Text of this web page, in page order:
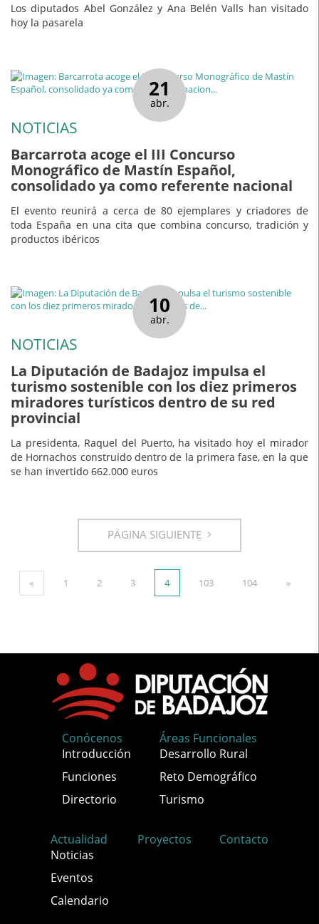
Los diputados Abel González y Ana Belén Valls han visitado
hoy la pasarela
21
abr.
NOTICIAS
Barcarrota acoge el III Concurso
Monográfico de Mastín Español,
consolidado ya como referente nacional
El evento reunirá a cerca de 80 ejemplares y criadores de
toda España en una cita que combina concurso, tradición y
productos ibéricos
10
abr.
NOTICIAS
La Diputación de Badajoz impulsa el
turismo sostenible con los diez primeros
miradores turísticos dentro de su red
provincial
La presidenta, Raquel del Puerto, ha visitado hoy el mirador
de Hornachos construido dentro de la primera fase, en la que
se han invertido 662.000 euros
PÁGINA SIGUIENTE
« 1 2 3 4 103 104 »
Conócenos
Introducción
Funciones
Directorio
Áreas Funcionales
Desarrollo Rural
Reto Demográfico
Turismo
Actualidad
Noticias
Eventos
Calendario
Proyectos Contacto